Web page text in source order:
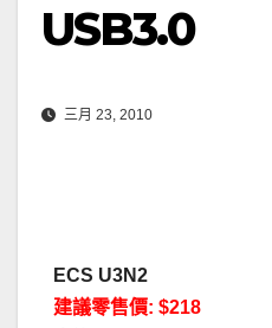
USB3.0
三月 23, 2010
ECS U3N2
建議零售價: $218